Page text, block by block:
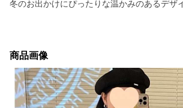
冬のお出かけにぴったりな温かみのあるデザ
商品画像